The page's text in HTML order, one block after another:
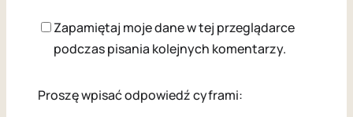
Zapamiętaj moje dane w tej przeglądarce
podczas pisania kolejnych komentarzy.
Proszę wpisać odpowiedź cyframi: